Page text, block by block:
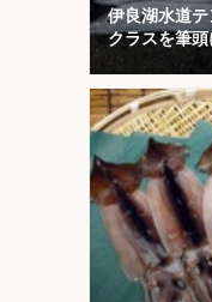
伊良湖水道
クラスを筆